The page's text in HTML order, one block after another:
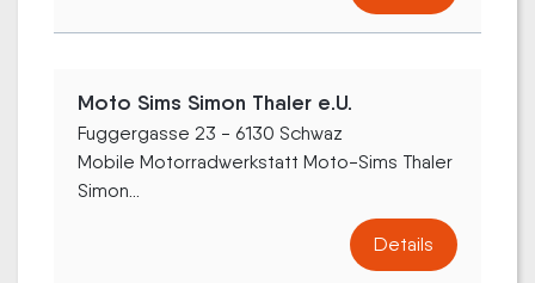
Moto Sims Simon Thaler e.U.
Fuggergasse 23 - 6130 Schwaz
Mobile Motorradwerkstatt Moto-Sims Thaler
Simon...
Details